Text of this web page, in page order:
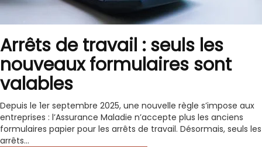
Arrêts de travail : seuls les
nouveaux formulaires sont
valables
Depuis le 1er septembre 2025, une nouvelle règle s’impose aux
entreprises : l’Assurance Maladie n’accepte plus les anciens
formulaires papier pour les arrêts de travail. Désormais, seuls les
arrêts...